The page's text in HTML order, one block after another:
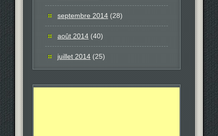
septembre 2014 (28)
août 2014 (40)
juillet 2014 (25)